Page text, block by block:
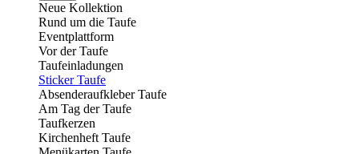
Neue Kollektion
Rund um die Taufe
Eventplattform
Vor der Taufe
Taufeinladungen
Sticker Taufe
Absenderaufkleber Taufe
Am Tag der Taufe
Taufkerzen
Kirchenheft Taufe